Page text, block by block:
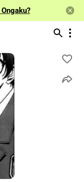
Ongaku?